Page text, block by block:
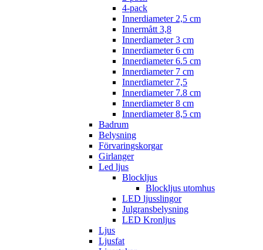
4-pack
Innerdiameter 2,5 cm
Innermått 3,8
Innerdiameter 3 cm
Innerdiameter 6 cm
Innerdiameter 6.5 cm
Innerdiameter 7 cm
Innerdiameter 7,5
Innerdiameter 7.8 cm
Innerdiameter 8 cm
Innerdiameter 8,5 cm
Badrum
Belysning
Förvaringskorgar
Girlanger
Led ljus
Blockljus
Blockljus utomhus
LED ljusslingor
Julgransbelysning
LED Kronljus
Ljus
Ljusfat